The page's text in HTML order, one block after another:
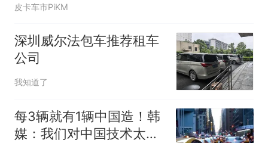
皮卡车市PiKM
深圳威尔法包车推荐租车
公司
我知道了
每3辆就有1辆中国造！韩
媒：我们对中国技术太依